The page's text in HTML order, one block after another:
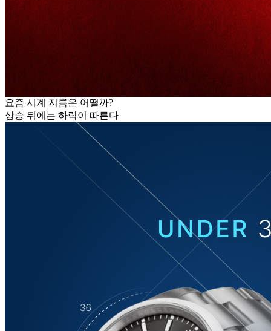
요즘 시계 지름은 어떨까?
상승 뒤에는 하락이 따른다